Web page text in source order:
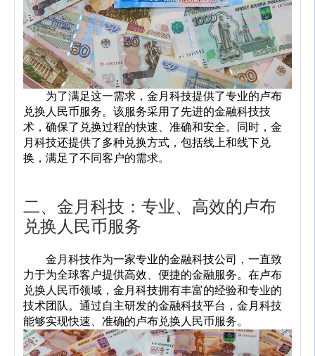
兑换人民币服务。该服务采用了先进的金融科技技
术，确保了兑换过程的快速、准确和安全。同时，金
月科技还提供了多种兑换方式，包括线上和线下兑
换，满足了不同客户的需求。
二、金月科技：专业、高效的卢布
兑换人民币服务
力于为全球客户提供高效、便捷的金融服务。在卢布
兑换人民币领域，金月科技拥有丰富的经验和专业的
技术团队。通过自主研发的金融科技平台，金月科技
能够实现快速、准确的卢布兑换人民币服务。